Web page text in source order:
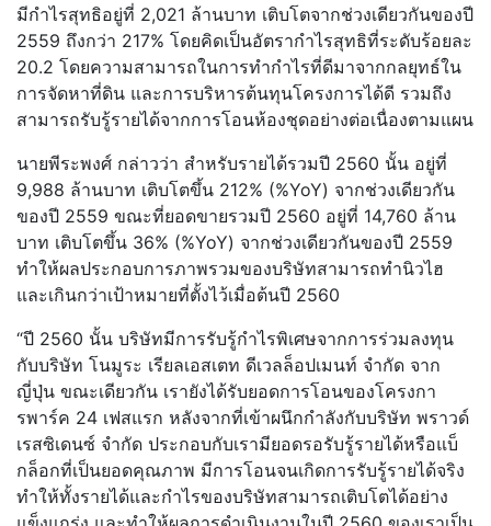
มีกำไรสุทธิอยู่ที่ 2,021 ล้านบาท เติบโตจากช่วงเดียวกันของปี
2559 ถึงกว่า 217% โดยคิดเป็นอัตรากำไรสุทธิที่ระดับร้อยละ
20.2 โดยความสามารถในการทำกำไรที่ดีมาจากกลยุทธ์ใน
การจัดหาที่ดิน และการบริหารต้นทุนโครงการได้ดี รวมถึง
สามารถรับรู้รายได้จากการโอนห้องชุดอย่างต่อเนื่องตามแผน
นายพีระพงศ์ กล่าวว่า สำหรับรายได้รวมปี 2560 นั้น อยู่ที่
9,988 ล้านบาท เติบโตขึ้น 212% (%YoY) จากช่วงเดียวกัน
ของปี 2559 ขณะที่ยอดขายรวมปี 2560 อยู่ที่ 14,760 ล้าน
บาท เติบโตขึ้น 36% (%YoY) จากช่วงเดียวกันของปี 2559
ทำให้ผลประกอบการภาพรวมของบริษัทสามารถทำนิวไฮ
และเกินกว่าเป้าหมายที่ตั้งไว้เมื่อต้นปี 2560
“ปี 2560 นั้น บริษัทมีการรับรู้กำไรพิเศษจากการร่วมลงทุน
กับบริษัท โนมูระ เรียลเอสเตท ดีเวลล็อปเมนท์ จำกัด จาก
ญี่ปุ่น ขณะเดียวกัน เรายังได้รับยอดการโอนของโครงกา
รพาร์ค 24 เฟสแรก หลังจากที่เข้าผนึกกำลังกับบริษัท พราวด์
เรสซิเดนซ์ จำกัด ประกอบกับเรามียอดรอรับรู้รายได้หรือแบ็
กล็อกที่เป็นยอดคุณภาพ มีการโอนจนเกิดการรับรู้รายได้จริง
ทำให้ทั้งรายได้และกำไรของบริษัทสามารถเติบโตได้อย่าง